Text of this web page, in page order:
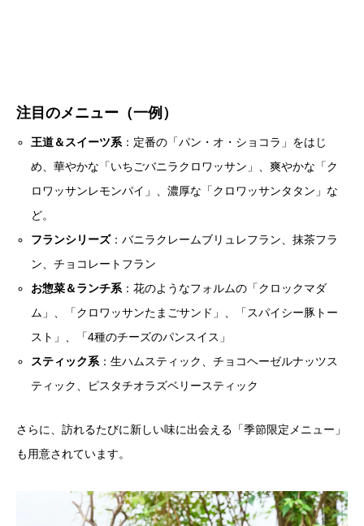
注目のメニュー（一例）
王道＆スイーツ系：定番の「パン・オ・ショコラ」をはじ
め、華やかな「いちごバニラクロワッサン」、爽やかな「ク
ロワッサンレモンパイ」、濃厚な「クロワッサンタタン」な
ど。
フランシリーズ：バニラクレームブリュレフラン、抹茶フラ
ン、チョコレートフラン
お惣菜＆ランチ系：花のようなフォルムの「クロックマダ
ム」、「クロワッサンたまごサンド」、「スパイシー豚トー
スト」、「4種のチーズのパンスイス」
スティック系：生ハムスティック、チョコヘーゼルナッツス
ティック、ピスタチオラズベリースティック
さらに、訪れるたびに新しい味に出会える「季節限定メニュー」
も用意されています。